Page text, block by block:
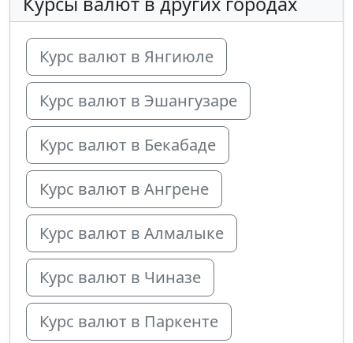
Курс валют в Янгиюле
Курс валют в Эшангузаре
Курс валют в Бекабаде
Курс валют в Ангрене
Курс валют в Алмалыке
Курс валют в Чиназе
Курс валют в Паркенте